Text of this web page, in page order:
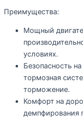
Преимущества:
Мощный
условиях.
Безопасность
тормозная
торможение.
Комфорт на
демпфирования